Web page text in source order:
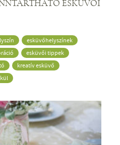
ESKÜVŐI
esküvőhelyszínek
esküvői tippek
kreatív esküvő